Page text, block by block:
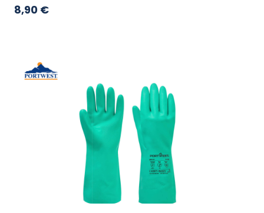
8,90 €